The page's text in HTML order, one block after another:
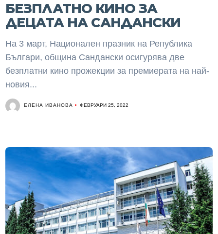
БЕЗПЛАТНО КИНО ЗА
ДЕЦАТА НА САНДАНСКИ
На 3 март, Национален празник на Република
Българи, община Сандански осигурява две
безплатни кино прожекции за премиерата на най-
новия...
ЕЛЕНА ИВАНОВА ФЕВРУАРИ 25, 2022